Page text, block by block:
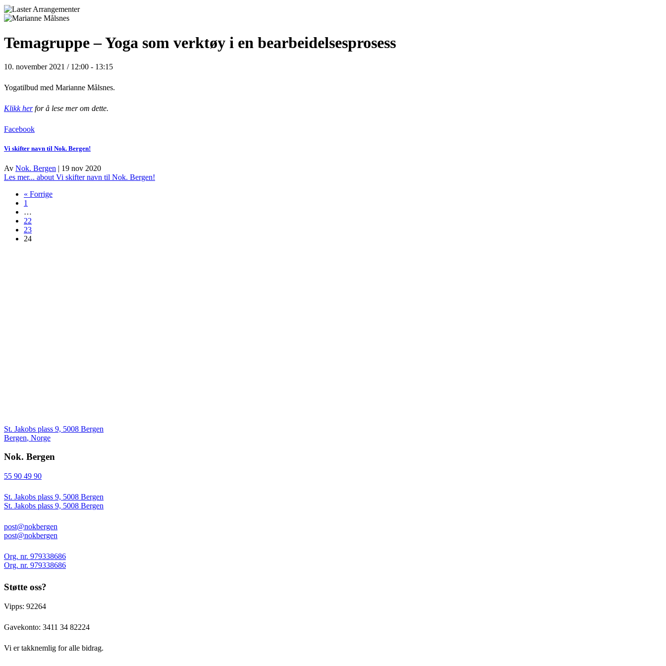
Temagruppe – Yoga som verktøy i en bearbeidelsesprosess
10. november 2021 / 12:00 - 13:15
Yogatilbud med Marianne Målsnes.
Klikk herfor å lese mer om dette.
Facebook
Vi skifter navn til Nok. Bergen!
Av Nok. Bergen | 19 nov 2020
Les mer... about Vi skifter navn til Nok. Bergen!
« Forrige
1
…
22
23
24
St. Jakobs plass 9, 5008 Bergen
Bergen, Norge
Nok. Bergen
55 90 49 90
St. Jakobs plass 9, 5008 Bergen
St. Jakobs plass 9, 5008 Bergen
post@nokbergen
post@nokbergen
Org. nr. 979338686
Org. nr. 979338686
Støtte oss?
Vipps: 92264
Gavekonto: 3411 34 82224
Vi er takknemlig for alle bidrag.